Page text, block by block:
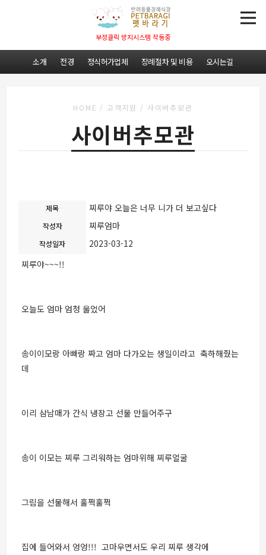
부정클릭 방지시스템 작동중
소개 전경 정식허가업체 장례절차 및 비용 오시는길
HOME /고객지원 / 사이버추모관
사이버추모관
제목 찌루야 오늘은 너무 니가 더 보고싶다
작성자 찌루엄마
작성일자
2023-03-12
찌루야~~~!!
오늘도 엄마 엄청 울었어
송이이모랑 아빠랑 짜고 엄마 다가오는 생일이라고 축하해줬는
데
이리 삼남매가 간식 냉장고 선물 만들어주구
송이 이모는 찌루 그리워하는 엄마위해 찌루얼굴
그림을 선물해서 훌쩍훌쩍
집에 들어와서 엉엉!!! 고마우면서도 우리 찌루 생각에